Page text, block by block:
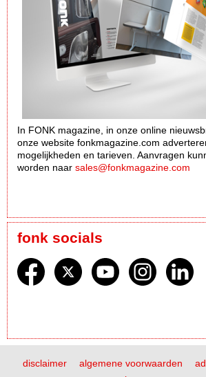
In FONK magazine, in onze online
onze website fonkmagazine.com
mogelijkheden en tarieven. Aanvragen
worden naar sales@fonkmagazine.com
fonk socials
disclaimer algemene voorwaarden